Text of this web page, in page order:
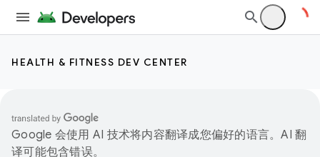
HEALTH & FITNESS DEV CENTER
Google 会使用 AI 技术将内容翻译成您偏好的语言。AI 翻
译可能包含错误。